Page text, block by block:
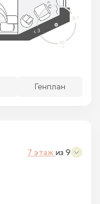
Генплан
7 этаж из 9